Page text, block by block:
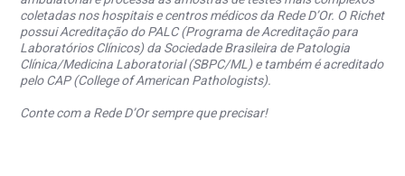
coletadas nos hospitais e centros médicos da Rede D’Or. O Richet
possui Acreditação do PALC (Programa de Acreditação para
Laboratórios Clínicos) da Sociedade Brasileira de Patologia
Clínica/Medicina Laboratorial (SBPC/ML) e também é acreditado
pelo CAP (College of American Pathologists).
Conte com a Rede D’Or sempre que precisar!